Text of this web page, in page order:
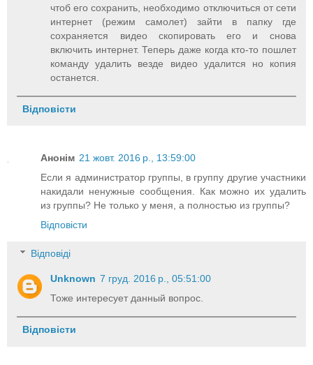
чтоб его сохранить, необходимо отключиться от сети
интернет (режим самолет) зайти в папку где
сохраняется видео скопировать его и снова
включить интернет. Теперь даже когда кто-то пошлет
команду удалить везде видео удалится но копия
останется.
Відповісти
Анонім 21 жовт. 2016 р., 13:59:00
Если я администратор группы, в группу другие участники
накидали ненужные сообщения. Как можно их удалить
из группы? Не только у меня, а полностью из группы?
Відповісти
Відповіді
Unknown 7 груд. 2016 р., 05:51:00
Тоже интересует данный вопрос.
Відповісти